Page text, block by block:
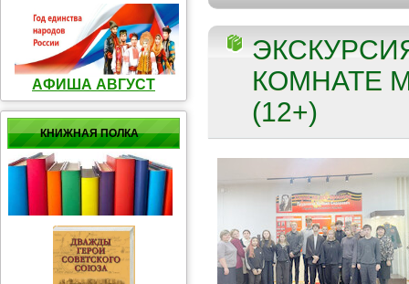
АФИША АВГУСТ
КНИЖНАЯ ПОЛКА
КОМНАТЕ
(12+)